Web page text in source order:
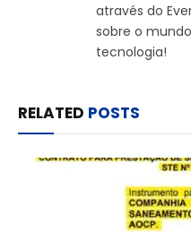
através do
sobre o
tecnologia!
RELATED POSTS